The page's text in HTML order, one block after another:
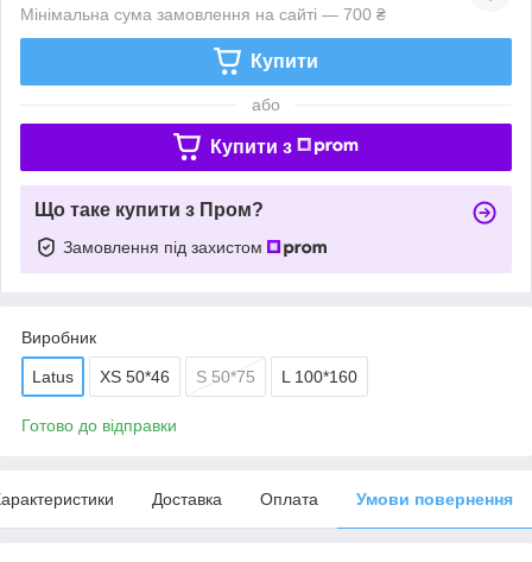
Мінімальна сума замовлення на сайті — 700 ₴
Купити
або
Купити з
Що таке купити з Пром?
Замовлення під захистом
Виробник
Latus XS 50*46 S 50*75 L 100*160
Готово до відправки
Доставка Оплата Умови повернення